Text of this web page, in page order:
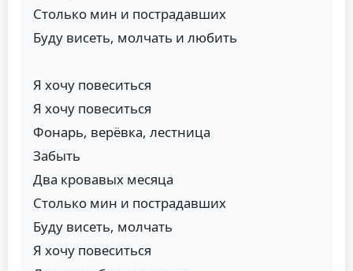
Столько мин и пострадавших
Буду висеть, молчать и любить
Я хочу повеситься
Я хочу повеситься
Фонарь, верёвка, лестница
Забыть
Два кровавых месяца
Столько мин и пострадавших
Буду висеть, молчать
Я хочу повеситься